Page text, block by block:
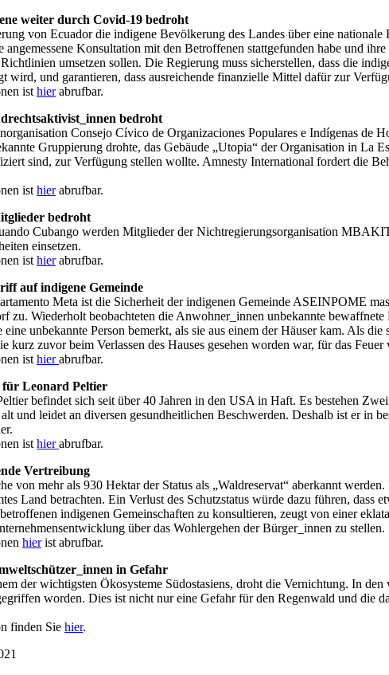
weiter durch Covid-19 bedroht
von Ecuador die indigene Bevölkerung des Landes über eine
angemessene Konsultation mit den Betroffenen stattgefunden habe und
umsetzen sollen. Die Regierung muss sicherstellen, dass die
und garantieren, dass ausreichende finanzielle Mittel dafür zur
ist hierabrufbar.
bedroht
Consejo Cívico de Organizaciones Populares e Indígenas
Gruppierung drohte, das Gebäude „Utopia“ der Organisation in La
sind, zur Verfügung stellen wollte. Amnesty International fordert die
ist hierabrufbar.
bedroht
Cubango werden Mitglieder der Nichtregierungsorganisation
einsetzen.
ist hierabrufbar.
auf indigene Gemeinde
Meta ist die Sicherheit der indigenen Gemeinde ASEINPOME
zu. Wiederholt beobachteten die Anwohner_innen unbekannte
unbekannte Person bemerkt, als sie aus einem der Häuser kam. Als
kurz zuvor beim Verlassen des Hauses gesehen worden war, für das
ist hierabrufbar.
für Leonard Peltier
befindet sich seit über 40 Jahren in den USA in Haft. Es bestehen
und leidet an diversen gesundheitlichen Beschwerden. Deshalb ist er
ist hierabrufbar.
Vertreibung
von mehr als 930 Hektar der Status als „Waldreservat“ aberkannt
Land betrachten. Ein Verlust des Schutzstatus würde dazu führen,
indigenen Gemeinschaften zu konsultieren, zeugt von einer
über das Wohlergehen der Bürger_innen zu stellen.
hierist abrufbar.
in Gefahr
der wichtigsten Ökosysteme Südostasiens, droht die Vernichtung. In
worden. Dies ist nicht nur eine Gefahr für den Regenwald und die
finden Sie hier.